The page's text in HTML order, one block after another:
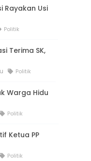
Rayakan Usi
Politik
Terima SK,
Politik
Warga Hidu
Politik
Ketua PP
Politik